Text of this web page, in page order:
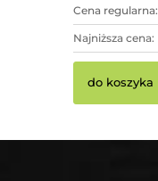
Cena regularna:
Najniższa cena:
do koszyka